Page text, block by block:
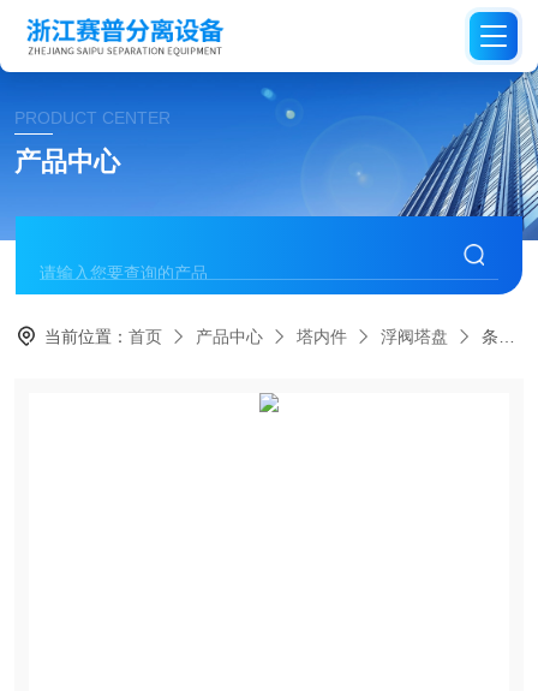
PRODUCT CENTER
产品中心
当前位置：首页 产品中心 塔内件 浮阀塔盘 条形浮阀塔盘板应用特点